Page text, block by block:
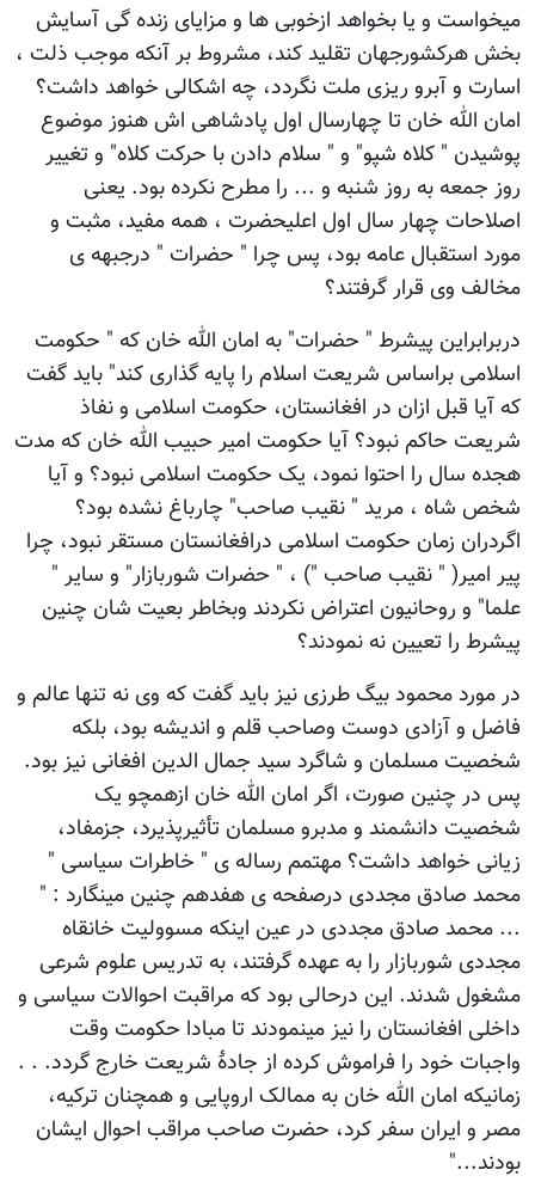
میخواست و یا بخواهد ازخوبی ها و مزایای زنده گی آسایش
بخش هرکشورجهان تقلید کند، مشروط بر آنکه موجب ذلت ،
اسارت و آبرو ریزی ملت نگردد، چه اشکالی خواهد داشت؟
امان الله خان تا چهارسال اول پادشاهی اش هنوز موضوع
پوشیدن " کلاه شپو" و " سلام دادن با حرکت کلاه" و تغییر
روز جمعه به روز شنبه و ... را مطرح نکرده بود. یعنی
اصلاحات چهار سال اول اعلیحضرت ، همه مفید، مثبت و
مورد استقبال عامه بود، پس چرا " حضرات " درجبهه ی
مخالف وی قرار گرفتند؟
دربرابراین پیشرط " حضرات" به امان الله خان که " حکومت
اسلامی براساس شریعت اسلام را پایه گذاری کند" باید گفت
که آیا قبل ازان در افغانستان، حکومت اسلامی و نفاذ
شریعت حاکم نبود؟ آیا حکومت امیر حبیب الله خان که مدت
هجده سال را احتوا نمود، یک حکومت اسلامی نبود؟ و آیا
شخص شاه ، مرید " نقیب صاحب" چارباغ نشده بود؟
اگردران زمان حکومت اسلامی درافغانستان مستقر نبود، چرا
پیر امیر( " نقیب صاحب ") ، " حضرات شوربازار" و سایر "
علما" و روحانیون اعتراض نکردند وبخاطر بعیت شان چنین
پیشرط را تعیین نه نمودند؟
در مورد محمود بیگ طرزی نیز باید گفت که وی نه تنها عالم و
فاضل و آزادی دوست وصاحب قلم و اندیشه بود، بلکه
شخصیت مسلمان و شاگرد سید جمال الدین افغانی نیز بود.
پس در چنین صورت، اگر امان الله خان ازهمچو یک
شخصیت دانشمند و مدبرو مسلمان تأثیرپذیرد، جزمفاد،
زیانی خواهد داشت؟ مهتمم رساله ی " خاطرات سیاسی "
محمد صادق مجددی درصفحه ی هفدهم چنین مینگارد : "
... محمد صادق مجددی در عین اینکه مسوولیت خانقاه
مجددی شوربازار را به عهده گرفتند، به تدریس علوم شرعی
مشغول شدند. این درحالی بود که مراقبت احوالات سیاسی و
داخلی افغانستان را نیز مینمودند تا مبادا حکومت وقت
واجبات خود را فراموش کرده از جادۀ شریعت خارج گردد. . .
زمانیکه امان الله خان به ممالک اروپایی و همچنان ترکیه،
مصر و ایران سفر کرد، حضرت صاحب مراقب احوال ایشان
بودند..."